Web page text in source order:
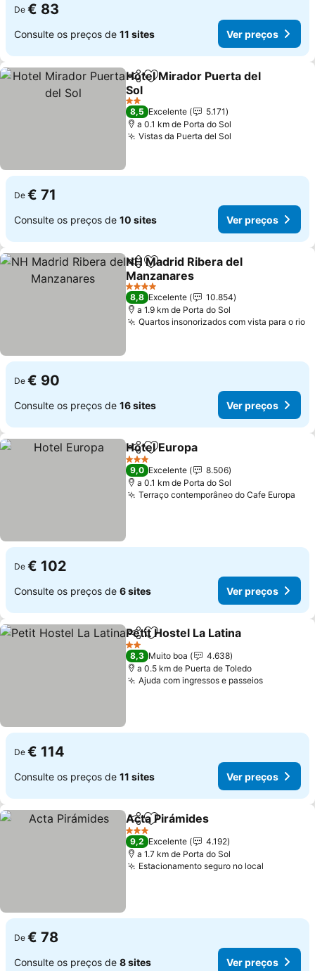
De € 83
Consulte os preços de 11 sites Ver preços
PartilharAdicionar aos favoritos
Hotel Mirador Puerta del
Sol
Ver preços
2 Estrelas
8,5 Excelente
5.171
a 0.1 km de Porta do Sol
Vistas da Puerta del Sol
De € 71
Consulte os preços de 10 sites Ver preços
PartilharAdicionar aos favoritos
NH Madrid Ribera del
Manzanares
Ver preços
4 Estrelas
8,8 Excelente
10.854
a 1.9 km de Porta do Sol
Quartos insonorizados com vista para o rio
De € 90
Consulte os preços de 16 sites Ver preços
PartilharAdicionar aos favoritos
Hotel Europa
3 Estrelas
9,0 Excelente
8.506
a 0.1 km de Porta do Sol
Terraço contemporâneo do Cafe Europa
De € 102
Consulte os preços de 6 sites Ver preços
PartilharAdicionar aos favoritos
Petit Hostel La Latina
2 Estrelas
8,3 Muito boa
4.638
a 0.5 km de Puerta de Toledo
Ajuda com ingressos e passeiosVer
De € 114
Consulte os preços de 11 sites Ver preços
PartilharAdicionar aos favoritos
Acta Pirámides
3 Estrelas
9,2 Excelente
4.192
a 1.7 km de Porta do Sol
Estacionamento seguro no local
De € 78
Consulte os preços de 8 sites Ver preços